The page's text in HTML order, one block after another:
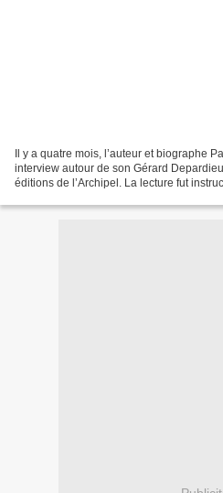
Il y a quatre mois, l’auteur et biographe
interview autour de son Gérard
éditions de l’Archipel. La lecture fut